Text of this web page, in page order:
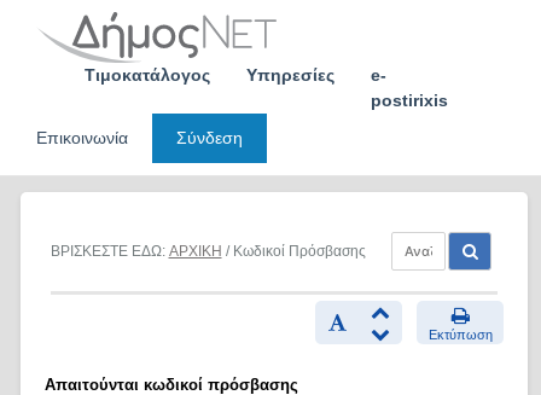
Τιμοκατάλογος Υπηρεσίες
e-
postirixis
Επικοινωνία
Σύνδεση
ΒΡΙΣΚΕΣΤΕ ΕΔΩ: ΑΡΧΙΚΗ / Κωδικοί Πρόσβασης
Εκτύπωση
Απαιτούνται κωδικοί πρόσβασης